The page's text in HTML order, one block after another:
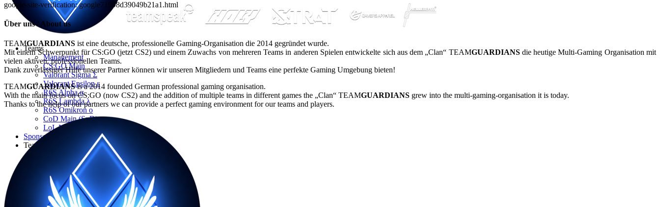
Teams
Management
CS:GO Main
Valorant Sigma Σ
Valorant Epsilon ε
R6S Alpha α
R6S Lambda λ
R6S Omikron ο
CoD Main (SnD)
LoL Main
Sponsors
Team Guardians
Contact
Join us!
Challenge us!
google-site-verification: google71998d39049b21a1.html
Über uns / About us
TEAMGUARDIANS ist eine deutsche, professionelle Gaming-Organisation die 2014 gegründet wurde.
Mit einem Schwerpunkt für CS:GO (jetzt CS2) und einem Zuwachs von mehreren Teams in anderen Spielen entwickelte sich aus dem „Clan“ TEAMGUARDIANSdie heutige Multi-Gaming Organisation mit
vielen aktiven, professionellen Teams.
Dank zuverlässiger Hilfe unserer Partner können wir unseren Mitgliedern und Teams eine perfekte Gaming Umgebung bieten!
TEAMGUARDIANSis a 2014 founded German professional gaming organisation.
With the main focus on CS:GO (now CS2) and the addition of multiple teams in different games the „Clan“ TEAMGUARDIANS grew into the multi-gaming-organisation it is today.
Thanks to the help of our partners we can provide a perfect gaming environment for our teams and players.